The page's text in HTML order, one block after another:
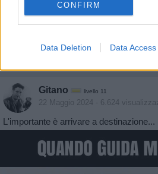
CONFIRM
Data Deletion Data Access
🤦🏻‍♂️🤔...la prossima volta ci
14 Maggio 2025 alle ore 13:58
Rispondi
Gitano livello 11
22 Maggio 2024 - 6.624
L'importante è arrivare a destinazione...